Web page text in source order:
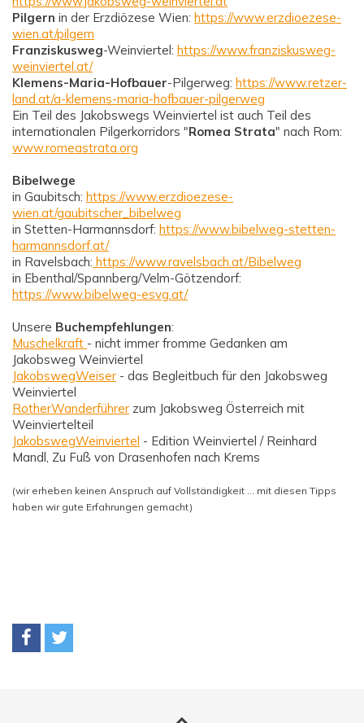
Pilgern in der Erzdiözese Wien: https://www.erzdioezese-
wien.at/pilgern
Franziskusweg-Weinviertel: https://www.franziskusweg-
weinviertel.at/
Klemens-Maria-Hofbauer-Pilgerweg: https://www.retzer-
land.at/a-klemens-maria-hofbauer-pilgerweg
Ein Teil des Jakobswegs Weinviertel ist auch Teil des
internationalen Pilgerkorridors "Romea Strata" nach Rom:
www.romeastrata.org
Bibelwege
in Gaubitsch: https://www.erzdioezese-
wien.at/gaubitscher_bibelweg
in Stetten-Harmannsdorf: https://www.bibelweg-stetten-
harmannsdorf.at/
in Ravelsbach: https://www.ravelsbach.at/Bibelweg
in Ebenthal/Spannberg/Velm-Götzendorf:
https://www.bibelweg-esvg.at/
Unsere Buchempfehlungen:
Muschelkraft - nicht immer fromme Gedanken am
Jakobsweg Weinviertel
JakobswegWeiser - das Begleitbuch für den Jakobsweg
Weinviertel
RotherWanderführer zum Jakobsweg Österreich mit
Weinviertelteil
JakobswegWeinviertel - Edition Weinviertel / Reinhard
Mandl, Zu Fuß von Drasenhofen nach Krems
(wir erheben keinen Anspruch auf Vollständigkeit ... mit diesen Tipps
haben wir gute Erfahrungen gemacht)